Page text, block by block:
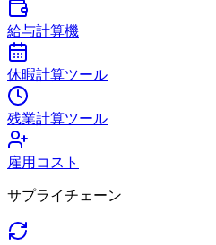
給与計算機
休暇計算ツール
残業計算ツール
雇用コスト
サプライチェーン